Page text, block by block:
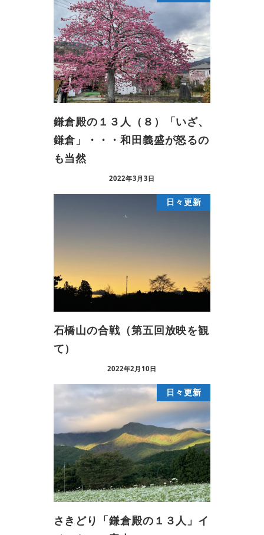
鎌倉殿の１３人（８）「いざ、
鎌倉」・・・和田義盛が怒るの
も当然
2022年3月3日
日々更新
石橋山の合戦（第五回放映を観
て）
2022年2月10日
日々更新
さきどり「鎌倉殿の１３人」イ